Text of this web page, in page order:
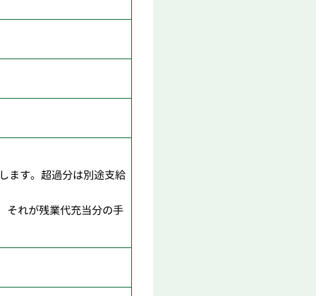
ます。超過分は別途支給
それが残業代充当分の手